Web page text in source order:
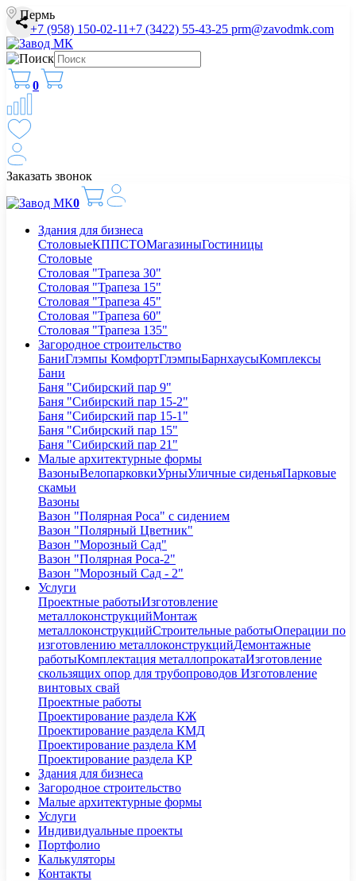
Пермь
+7 (958) 150-02-11+7 (3422) 55-43-25 prm@zavodmk.com
0
Заказать звонок
0
Здания для бизнеса
СтоловыеКППСТОМагазиныГостиницы
Столовые
Столовая "Трапеза 30"
Столовая "Трапеза 15"
Столовая "Трапеза 45"
Столовая "Трапеза 60"
Столовая "Трапеза 135"
Загородное строительство
БаниГлэмпы КомфортГлэмпыБарнхаусыКомплексы
Бани
Баня "Сибирский пар 9"
Баня "Сибирский пар 15-2"
Баня "Сибирский пар 15-1"
Баня "Сибирский пар 15"
Баня "Сибирский пар 21"
Малые архитектурные формы
ВазоныВелопарковкиУрныУличные сиденьяПарковые
скамьи
Вазоны
Вазон "Полярная Роса" с сидением
Вазон "Полярный Цветник"
Вазон "Морозный Сад"
Вазон "Полярная Роса-2"
Вазон "Морозный Сад - 2"
Услуги
Проектные работыИзготовление
металлоконструкцийМонтаж
металлоконструкцийСтроительные работыОперации по
изготовлению металлоконструкцийДемонтажные
работыКомплектация металлопрокатаИзготовление
скользящих опор для трубопроводов Изготовление
винтовых свай
Проектные работы
Проектирование раздела КЖ
Проектирование раздела КМД
Проектирование раздела КМ
Проектирование раздела КР
Здания для бизнеса
Загородное строительство
Малые архитектурные формы
Услуги
Индивидуальные проекты
Портфолио
Калькуляторы
Контакты